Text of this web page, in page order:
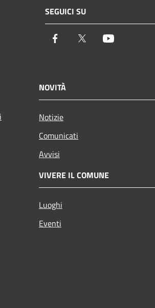
SEGUICI SU
Facebook Twitter
NOVITÀ
Notizie
Comunicati
Avvisi
VIVERE IL COMUNE
Luoghi
Eventi